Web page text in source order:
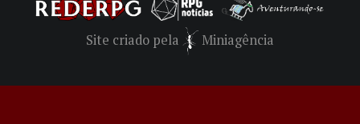
Site criado pela Miniagência